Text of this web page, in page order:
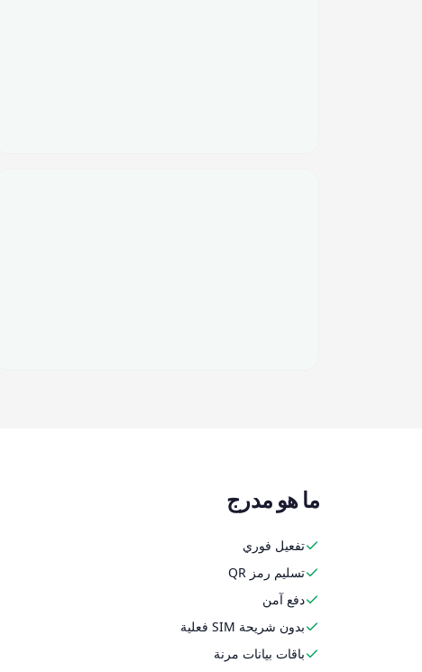
ما هو مدرج
تفعيل فوري
تسليم رمز QR
دفع آمن
بدون شريحة SIM فعلية
باقات بيانات مرنة